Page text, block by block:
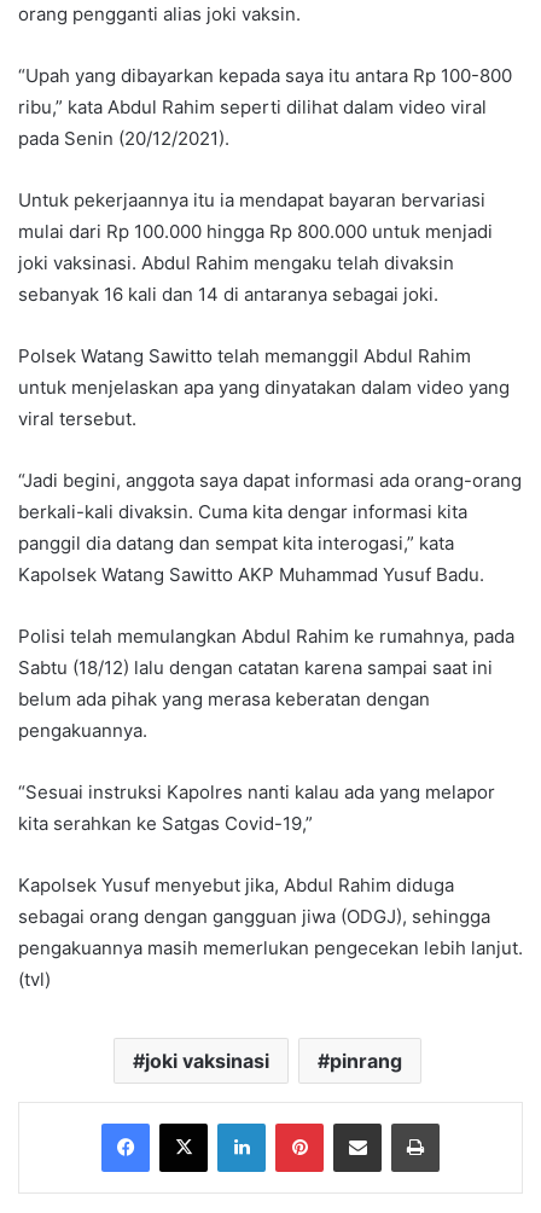
orang pengganti alias joki vaksin.
“Upah yang dibayarkan kepada saya itu antara Rp 100-800
ribu,” kata Abdul Rahim seperti dilihat dalam video viral
pada Senin (20/12/2021).
Untuk pekerjaannya itu ia mendapat bayaran bervariasi
mulai dari Rp 100.000 hingga Rp 800.000 untuk menjadi
joki vaksinasi. Abdul Rahim mengaku telah divaksin
sebanyak 16 kali dan 14 di antaranya sebagai joki.
Polsek Watang Sawitto telah memanggil Abdul Rahim
untuk menjelaskan apa yang dinyatakan dalam video yang
viral tersebut.
“Jadi begini, anggota saya dapat informasi ada orang-orang
berkali-kali divaksin. Cuma kita dengar informasi kita
panggil dia datang dan sempat kita interogasi,” kata
Kapolsek Watang Sawitto AKP Muhammad Yusuf Badu.
Polisi telah memulangkan Abdul Rahim ke rumahnya, pada
Sabtu (18/12) lalu dengan catatan karena sampai saat ini
belum ada pihak yang merasa keberatan dengan
pengakuannya.
“Sesuai instruksi Kapolres nanti kalau ada yang melapor
kita serahkan ke Satgas Covid-19,”
Kapolsek Yusuf menyebut jika, Abdul Rahim diduga
sebagai orang dengan gangguan jiwa (ODGJ), sehingga
pengakuannya masih memerlukan pengecekan lebih lanjut.
(tvl)
joki vaksinasi pinrang
Facebook
X LinkedInPinterestShare via Email Print